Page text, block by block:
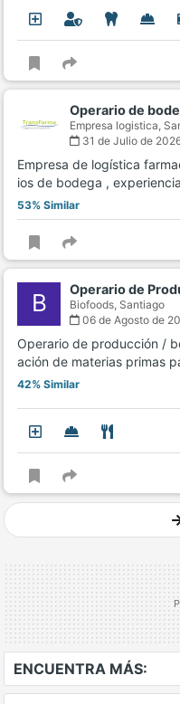
Operario de
Empresa logistica,
31 de Julio de
Empresa de logística
ios de bodega ,
53% Similar
B Operario de
Biofoods, Santiago
06 de Agosto de
Operario de producción /
ación de materias primas
42% Similar
ENCUENTRA MÁS: